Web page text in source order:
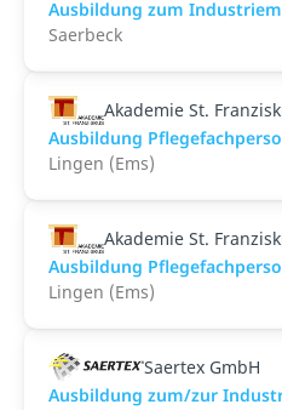
Ausbildung zum
Saerbeck
Akademie St.
Ausbildung
Lingen (Ems)
Akademie St.
Ausbildung
Lingen (Ems)
Saertex GmbH
Ausbildung zum/zur